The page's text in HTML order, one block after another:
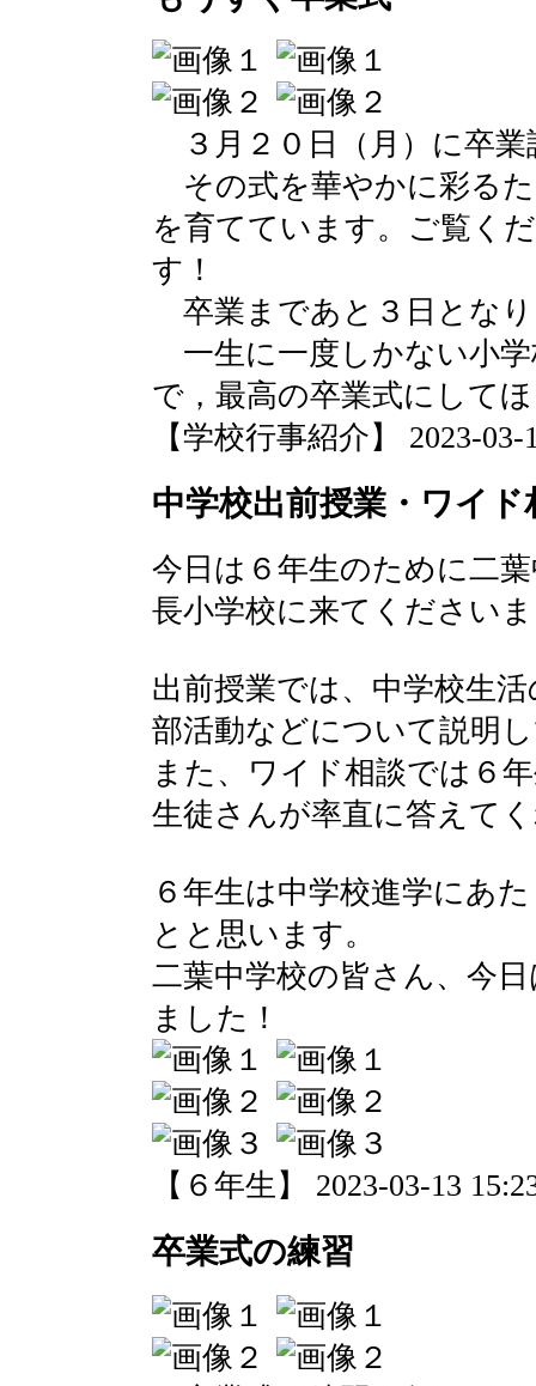
３月２０日（月）に卒業
その式を華やかに彩る
を育てています。ご覧く
す！
卒業まであと３日とな
一生に一度しかない小
で，最高の卒業式にして
【学校行事紹介】 2023-03-
中学校出前授業・ワイド
今日は６年生のために二
長小学校に来てください
出前授業では、中学校生
部活動などについて説明
また、ワイド相談では６
生徒さんが率直に答えて
６年生は中学校進学にあ
とと思います。
二葉中学校の皆さん、今
ました！
【６年生】 2023-03-13
卒業式の練習